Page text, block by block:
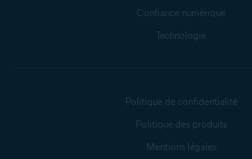
Confiance numérique
Technologie
Politique de confidentialité
Politique des produits
Mentions légales